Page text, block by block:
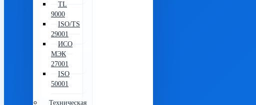
TL
9000
ISO/TS
29001
ИСО
МЭК
27001
ISO
50001
Техническая